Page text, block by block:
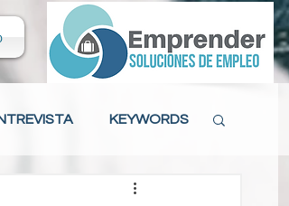
KEYWORDS
ACTITUD LABORAL